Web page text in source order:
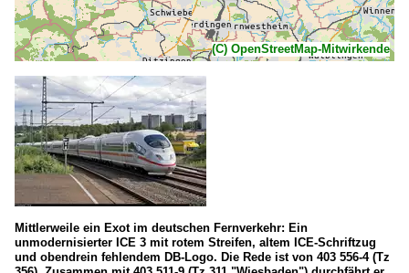
(C) OpenStreetMap-Mitwirkende
Mittlerweile ein Exot im deutschen Fernverkehr: Ein
unmodernisierter ICE 3 mit rotem Streifen, altem ICE-Schriftzug
und obendrein fehlendem DB-Logo. Die Rede ist von 403 556-4 (Tz